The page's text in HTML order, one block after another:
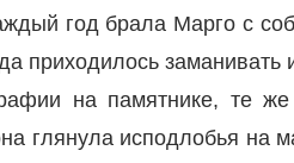
год брала Марго с
приходилось заманивать
на памятнике, те
глянула исподлобья на